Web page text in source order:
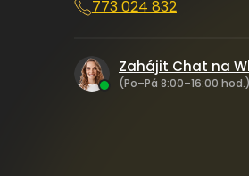
773 024 832
Zahájit Chat na
(Po–Pá 8:00–16:00 hod.)